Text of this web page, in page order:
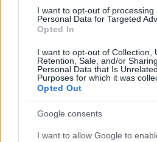
I want to opt-out of processing
Personal Data for Targeted
Opted In
I want to opt-out of Collection,
Retention, Sale, and/or
Personal Data that Is
Purposes for which it was
Opted Out
Google consents
I want to allow Google to